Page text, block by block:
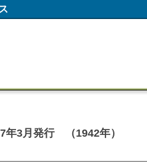
3月発行 （1942年）